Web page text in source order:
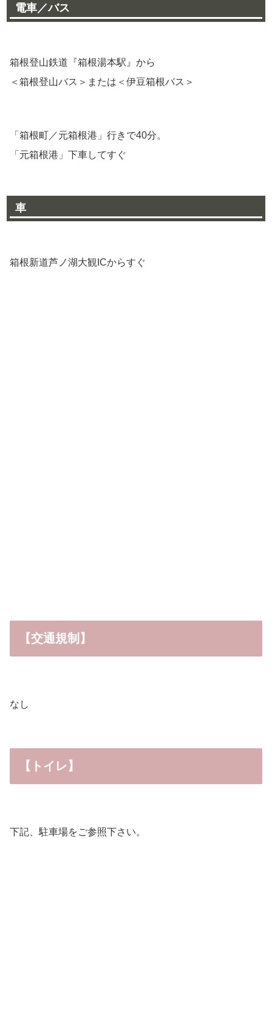
電車／バス
箱根登山鉄道『箱根湯本駅』から
＜箱根登山バス＞または＜伊豆箱根バス＞
「箱根町／元箱根港」行きで40分。
「元箱根港」下車してすぐ
車
箱根新道芦ノ湖大観ICからすぐ
【交通規制】
なし
【トイレ】
下記、駐車場をご参照下さい。